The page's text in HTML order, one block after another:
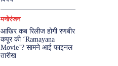
मनोरंजन
आखिर कब रिलीज होगी रणबीर
कपूर की ‘Ramayana
Movie’? सामने आई फाइनल
तारीख